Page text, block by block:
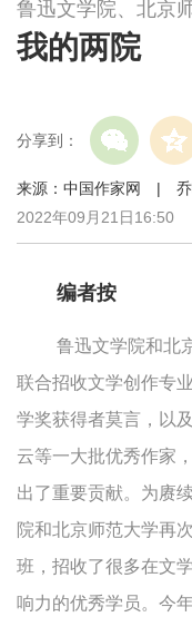
鲁迅文学院、北京
我的两院
分享到：
来源：中国作家网 |
2022年09月21日16:50
编者按
鲁迅文学院和北
联合招收文学创作专
学奖获得者莫言，以
云等一大批优秀作家
出了重要贡献。为赓
院和北京师范大学再
班，招收了很多在文
响力的优秀学员。今